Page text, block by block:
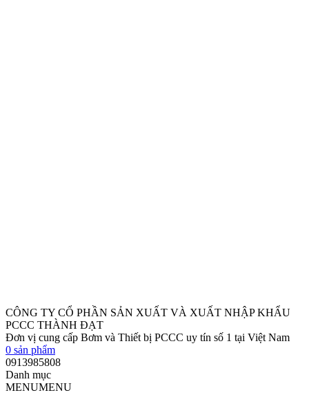
CÔNG TY CỔ PHẦN SẢN XUẤT VÀ XUẤT NHẬP KHẨU
PCCC THÀNH ĐẠT
Đơn vị cung cấp Bơm và Thiết bị PCCC uy tín số 1 tại Việt Nam
0 sản phẩm
0913985808
Danh mục
MENUMENU